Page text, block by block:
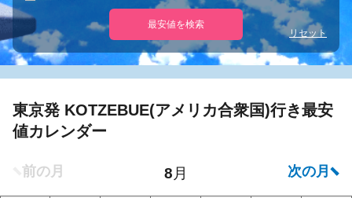
最安値を検索
リセット
東京発 KOTZEBUE(アメリカ合衆国)行き最安
値カレンダー